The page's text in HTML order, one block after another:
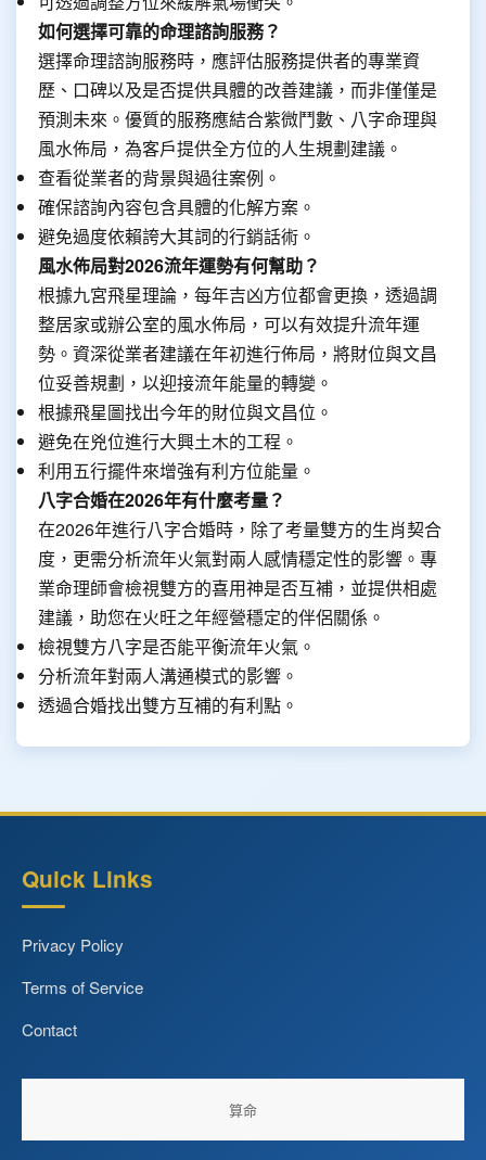
如何選擇可靠的命理諮詢服務？
選擇命理諮詢服務時，應評估服務提供者的專業資
歷、口碑以及是否提供具體的改善建議，而非僅僅是
預測未來。優質的服務應結合紫微鬥數、八字命理與
風水佈局，為客戶提供全方位的人生規劃建議。
查看從業者的背景與過往案例。
確保諮詢內容包含具體的化解方案。
避免過度依賴誇大其詞的行銷話術。
風水佈局對2026流年運勢有何幫助？
根據九宮飛星理論，每年吉凶方位都會更換，透過調
整居家或辦公室的風水佈局，可以有效提升流年運
勢。資深從業者建議在年初進行佈局，將財位與文昌
位妥善規劃，以迎接流年能量的轉變。
根據飛星圖找出今年的財位與文昌位。
避免在兇位進行大興土木的工程。
利用五行擺件來增強有利方位能量。
八字合婚在2026年有什麼考量？
在2026年進行八字合婚時，除了考量雙方的生肖契合
度，更需分析流年火氣對兩人感情穩定性的影響。專
業命理師會檢視雙方的喜用神是否互補，並提供相處
建議，助您在火旺之年經營穩定的伴侶關係。
檢視雙方八字是否能平衡流年火氣。
分析流年對兩人溝通模式的影響。
透過合婚找出雙方互補的有利點。
Quick Links
Privacy Policy
Terms of Service
Contact
算命